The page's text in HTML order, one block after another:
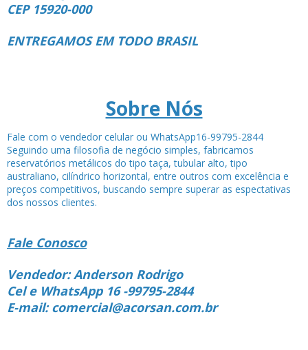
CEP 15920-000
ENTREGAMOS EM TODO BRASIL
Sobre Nós
Fale com o vendedor celular ou WhatsApp16-99795-2844
Seguindo uma filosofia de negócio simples, fabricamos
reservatórios metálicos do tipo taça, tubular alto, tipo
australiano, cilíndrico horizontal, entre outros com excelência e
preços competitivos, buscando sempre superar as espectativas
dos nossos clientes.
Fale Conosco
Vendedor: Anderson Rodrigo
Cel e WhatsApp 16 -99795-2844
E-mail: comercial@acorsan.com.br